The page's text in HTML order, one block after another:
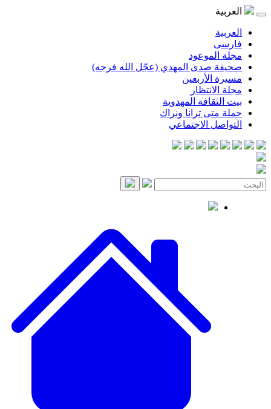
المهدي (عجّل الله فرجه)
المهدوية
ترانا ونراك
الاجتماعي